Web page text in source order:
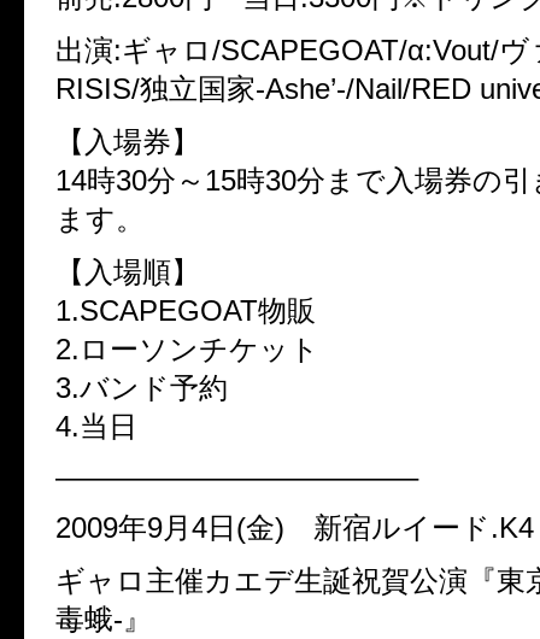
出演:ギャロ/SCAPEGOAT/α:Vout/
RISIS/独立国家-Ashe’-/Nail/RED
【入場券】
14時30分～15時30分まで入場券の
ます。
【入場順】
1.SCAPEGOAT物販
2.ローソンチケット
3.バンド予約
4.当日
————————————–
2009年9月4日(金) 新宿ルイード.K4
ギャロ主催カエデ生誕祝賀公演『東
毒蛾-』